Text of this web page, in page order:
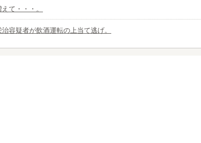
て・・・。
容疑者が飲酒運転の上当て逃げ。